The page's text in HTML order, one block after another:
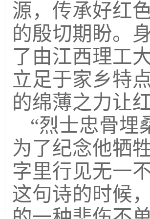
源，传承好红
的殷切期盼。
了由江西理工
立足于家乡特
的绵薄之力让
“烈士忠骨埋
为了纪念他牺
字里行见无一
这句诗的时候